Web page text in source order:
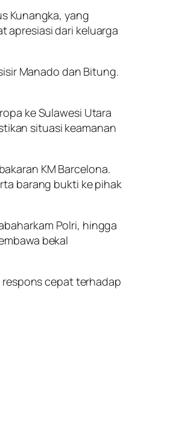
Kunangka, yang
apresiasi dari keluarga
Manado dan Bitung.
ke Sulawesi Utara
situasi keamanan
KM Barcelona.
barang bukti ke pihak
Polri, hingga
bekal
cepat terhadap